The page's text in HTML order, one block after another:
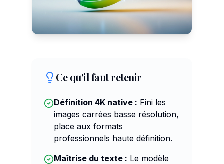
Ce qu'il faut retenir
Définition 4K native : Fini les
images carrées basse résolution,
place aux formats
professionnels haute définition.
Maîtrise du texte : Le modèle